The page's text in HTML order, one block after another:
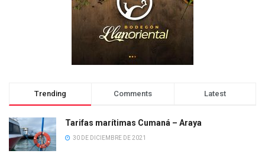
Trending Comments Latest
Tarifas marítimas Cumaná – Araya
30 DE DICIEMBRE DE 2021